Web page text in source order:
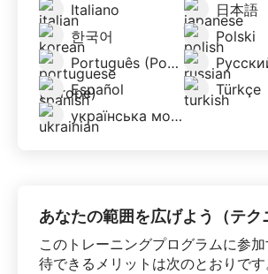
Italiano
日本語
한국어
Polski
Português (Portugal)
Español
Türkçe
українська мова
あなたの範囲を広げよう（テク
このトレーニングプログラムに参
待できるメリットは次のとおりです